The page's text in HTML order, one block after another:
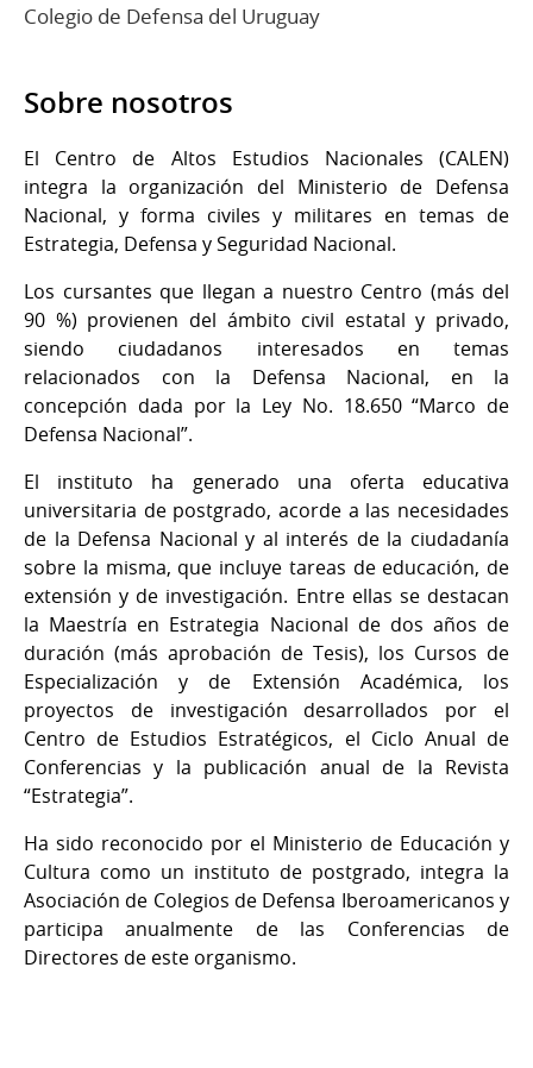
Colegio de Defensa del Uruguay
Sobre nosotros
El Centro de Altos Estudios Nacionales (CALEN)
integra la organización del Ministerio de Defensa
Nacional, y forma civiles y militares en temas de
Estrategia, Defensa y Seguridad Nacional.
Los cursantes que llegan a nuestro Centro (más del
90 %) provienen del ámbito civil estatal y privado,
siendo ciudadanos interesados en temas
relacionados con la Defensa Nacional, en la
concepción dada por la Ley No. 18.650 “Marco de
Defensa Nacional”.
El instituto ha generado una oferta educativa
universitaria de postgrado, acorde a las necesidades
de la Defensa Nacional y al interés de la ciudadanía
sobre la misma, que incluye tareas de educación, de
extensión y de investigación. Entre ellas se destacan
la Maestría en Estrategia Nacional de dos años de
duración (más aprobación de Tesis), los Cursos de
Especialización y de Extensión Académica, los
proyectos de investigación desarrollados por el
Centro de Estudios Estratégicos, el Ciclo Anual de
Conferencias y la publicación anual de la Revista
“Estrategia”.
Ha sido reconocido por el Ministerio de Educación y
Cultura como un instituto de postgrado, integra la
Asociación de Colegios de Defensa Iberoamericanos y
participa anualmente de las Conferencias de
Directores de este organismo.